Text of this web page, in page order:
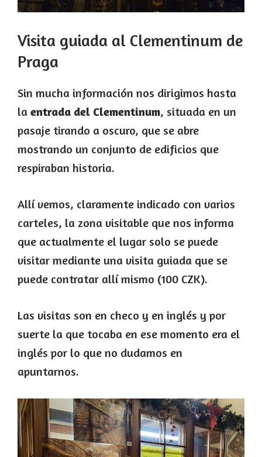
Visita guiada al Clementinum de
Praga
Sin mucha información nos dirigimos hasta
la entrada del Clementinum, situada en un
pasaje tirando a oscuro, que se abre
mostrando un conjunto de edificios que
respiraban historia.
Allí vemos, claramente indicado con varios
carteles, la zona visitable que nos informa
que actualmente el lugar solo se puede
visitar mediante una visita guiada que se
puede contratar allí mismo (100 CZK).
Las visitas son en checo y en inglés y por
suerte la que tocaba en ese momento era el
inglés por lo que no dudamos en
apuntarnos.